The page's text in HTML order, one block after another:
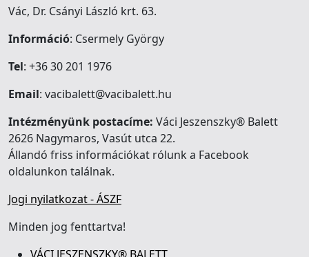
Vác, Dr. Csányi László krt. 63.
Információ: Csermely György
Tel: +36 30 201 1976
Email: vacibalett@vacibalett.hu
Intézményünk postacíme: Váci Jeszenszky® Balett
2626 Nagymaros, Vasút utca 22.
Állandó friss információkat rólunk a Facebook
oldalunkon találnak.
Jogi nyilatkozat - ÁSZF
Minden jog fenttartva!